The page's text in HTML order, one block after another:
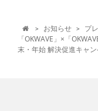
 > お知らせ > プ
「OKWAVE」×「
末・年始 解決促進キャン